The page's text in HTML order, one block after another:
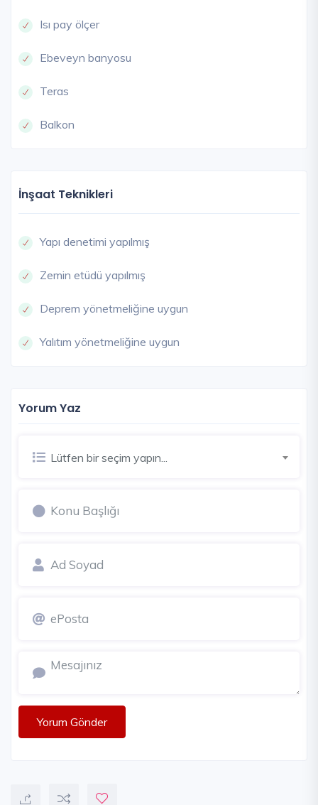
Isı pay ölçer
Ebeveyn banyosu
Teras
Balkon
İnşaat Teknikleri
Yapı denetimi yapılmış
Zemin etüdü yapılmış
Deprem yönetmeliğine uygun
Yalıtım yönetmeliğine uygun
Yorum Yaz
Lütfen bir seçim yapın...
Yorum Gönder